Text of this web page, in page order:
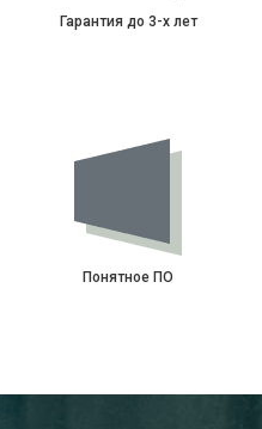
Гарантия до 3-х лет
Понятное ПО